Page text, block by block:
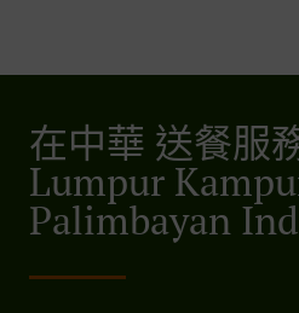
在中華 送餐服
Lumpur
Palimbayan